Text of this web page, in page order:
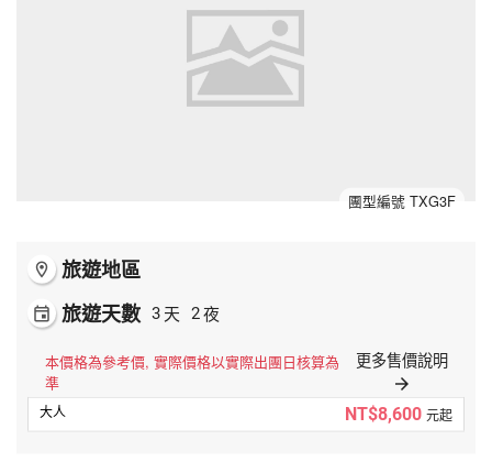
自由行
團型編號 TXG3F
room 旅遊地區
event 旅遊天數 3 天 2夜
本價格為參考價, 實際價格以實際出團日核算為
準
更多售價說明
arrow_forward
NT$8,600 元起